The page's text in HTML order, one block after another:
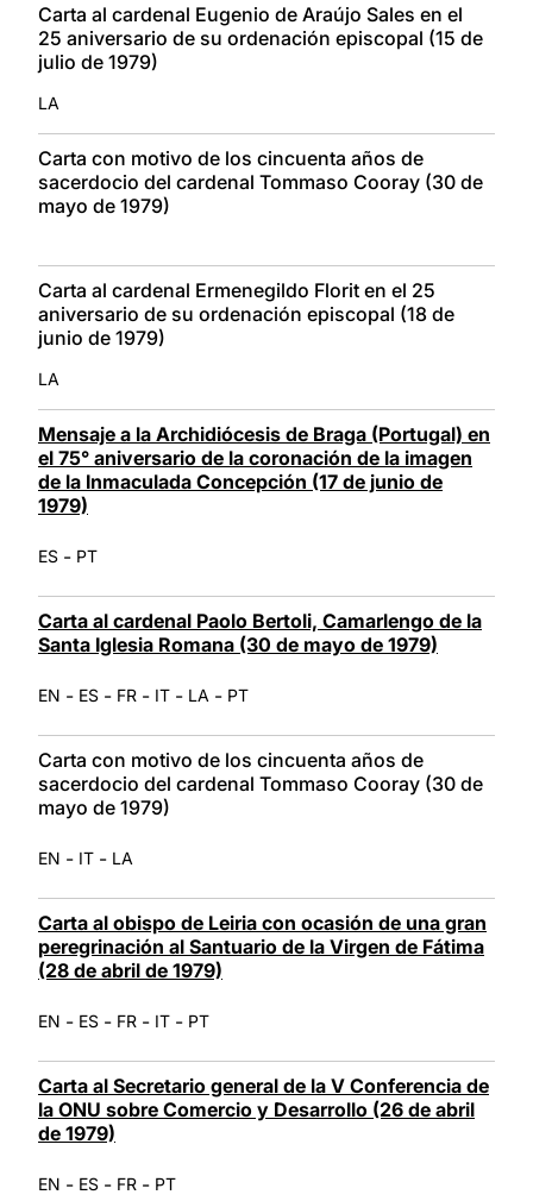
Carta al cardenal Eugenio de Araújo Sales en el
25 aniversario de su ordenación episcopal (15 de
julio de 1979)
LA
Carta con motivo de los cincuenta años de
sacerdocio del cardenal Tommaso Cooray (30 de
mayo de 1979)
Carta al cardenal Ermenegildo Florit en el 25
aniversario de su ordenación episcopal (18 de
junio de 1979)
LA
Mensaje a la Archidiócesis de Braga (Portugal) en
el 75° aniversario de la coronación de la imagen
de la Inmaculada Concepción (17 de junio de
1979)
ES - PT
Carta al cardenal Paolo Bertoli, Camarlengo de la
Santa Iglesia Romana (30 de mayo de 1979)
EN - ES - FR - IT - LA - PT
Carta con motivo de los cincuenta años de
sacerdocio del cardenal Tommaso Cooray (30 de
mayo de 1979)
EN - IT - LA
Carta al obispo de Leiria con ocasión de una gran
peregrinación al Santuario de la Virgen de Fátima
(28 de abril de 1979)
EN - ES - FR - IT - PT
Carta al Secretario general de la V Conferencia de
la ONU sobre Comercio y Desarrollo (26 de abril
de 1979)
EN - ES - FR - PT